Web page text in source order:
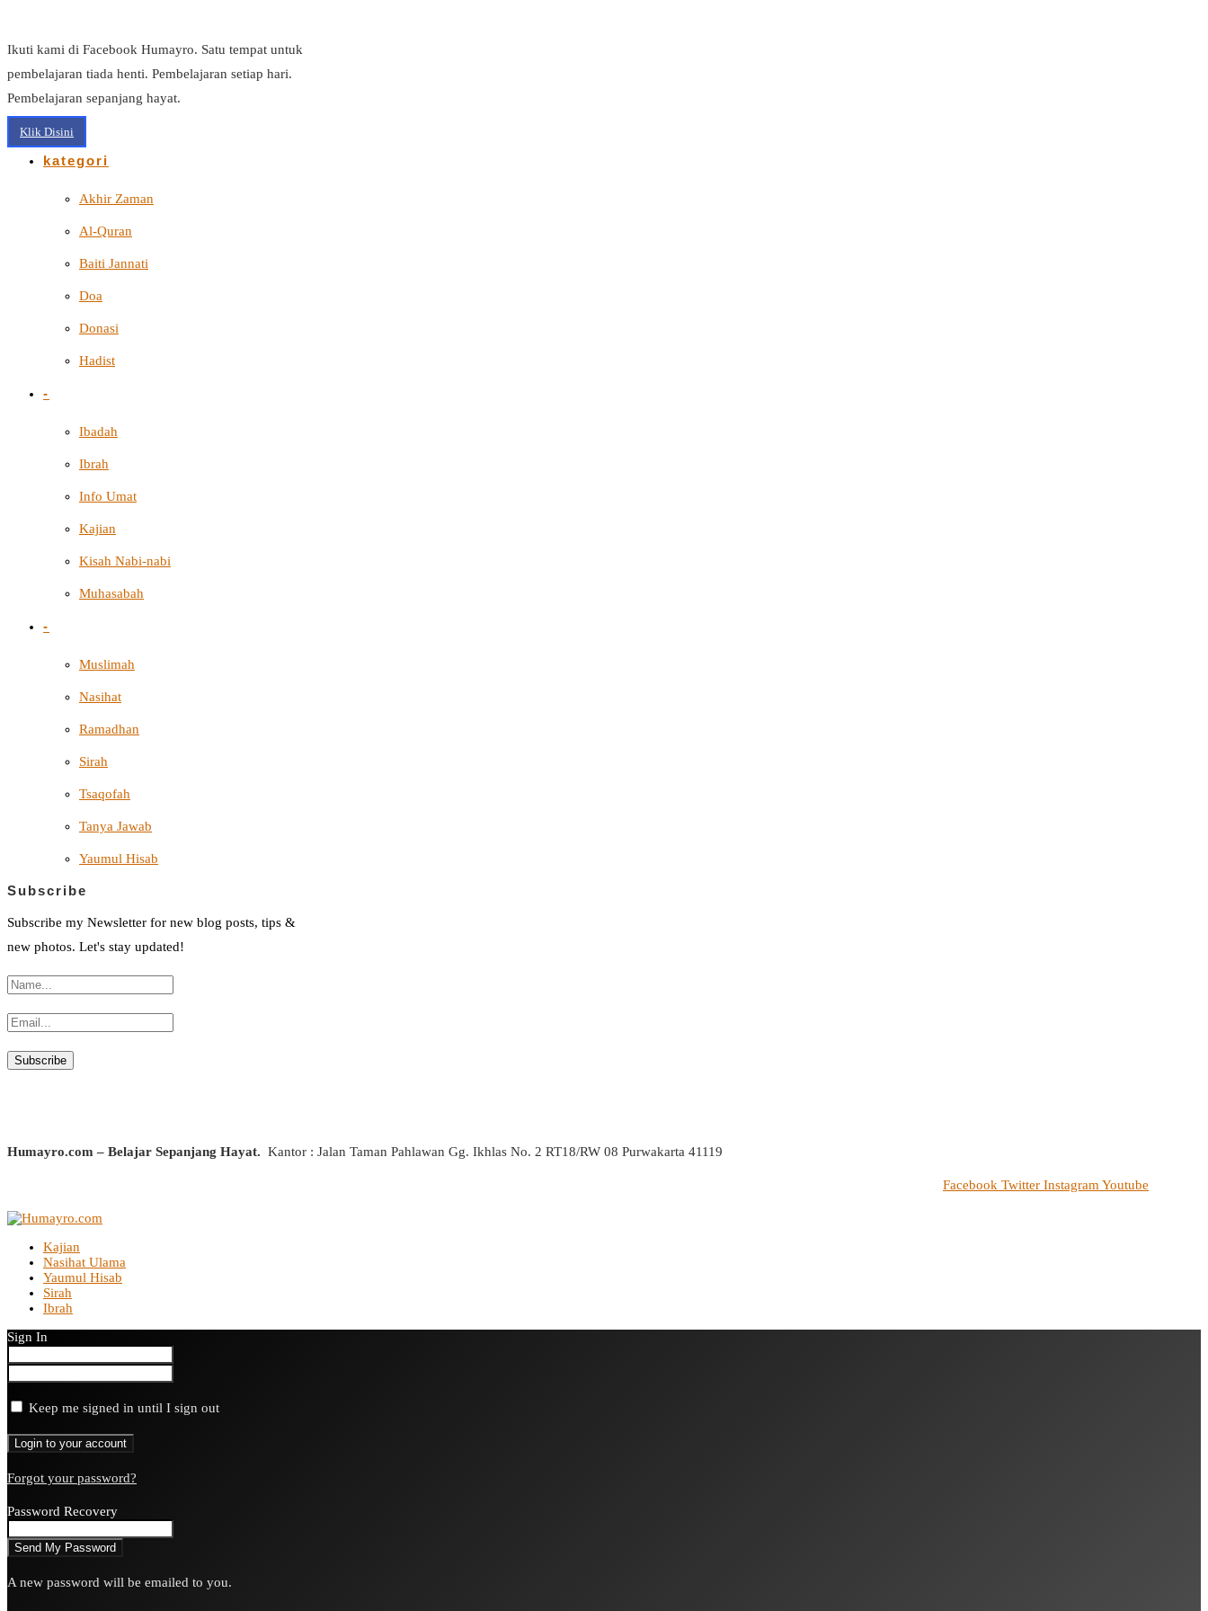
Ikuti kami di Facebook Humayro. Satu tempat untuk
pembelajaran tiada henti. Pembelajaran setiap hari.
Pembelajaran sepanjang hayat.
Klik Disini
kategori
Akhir Zaman
Al-Quran
Baiti Jannati
Doa
Donasi
Hadist
-
Ibadah
Ibrah
Info Umat
Kajian
Kisah Nabi-nabi
Muhasabah
-
Muslimah
Nasihat
Ramadhan
Sirah
Tsaqofah
Tanya Jawab
Yaumul Hisab
Subscribe
Subscribe my Newsletter for new blog posts, tips &
new photos. Let's stay updated!
Humayro.com – Belajar Sepanjang Hayat. Kantor : Jalan Taman Pahlawan Gg. Ikhlas No. 2 RT18/RW 08 Purwakarta 41119
Facebook Twitter InstagramYoutube
Kajian
Nasihat Ulama
Yaumul Hisab
Sirah
Ibrah
Sign In
Keep me signed in until I sign out
Forgot your password?
Password Recovery
A new password will be emailed to you.